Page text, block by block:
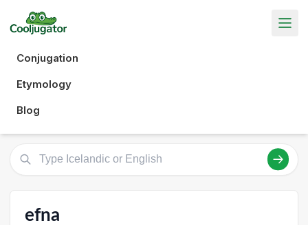
Conjugation
Etymology
Blog
efna